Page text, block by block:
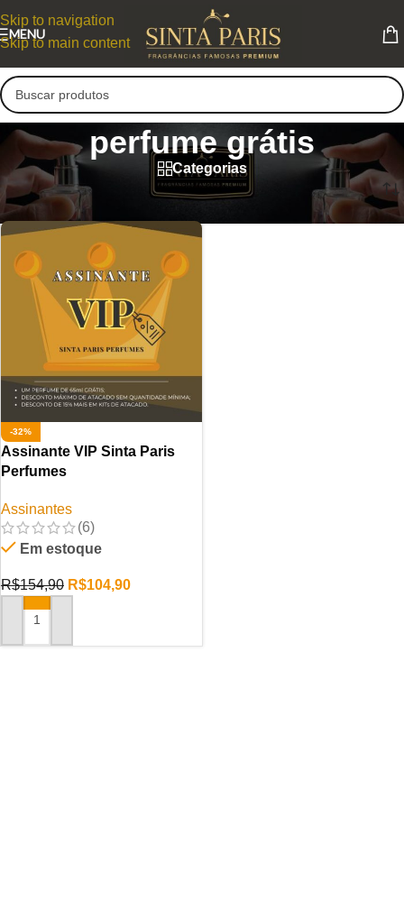
Skip to navigation
Skip to main content
MENU
perfume grátis
Categorias
perfume grátis
-32%
Assinante VIP Sinta Paris
Perfumes
Assinantes
(6)
Em estoque
R$154,90 R$104,90
ADICIONAR AO CARRINHO